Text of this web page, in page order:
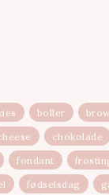
boller
chokolade
fondant
fødselsdag